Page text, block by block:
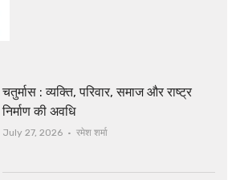
चतुर्मास : व्यक्ति, परिवार, समाज और राष्ट्र
निर्माण की अवधि
July 27, 2026 Author
रमेश शर्मा